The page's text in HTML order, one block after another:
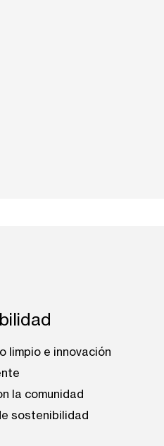
limpio e innovación
la comunidad
sostenibilidad